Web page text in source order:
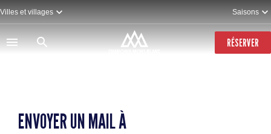
Aller
au
contenu
principal
Villes et villages Saisons
RÉSERVER
ENVOYER UN MAIL À